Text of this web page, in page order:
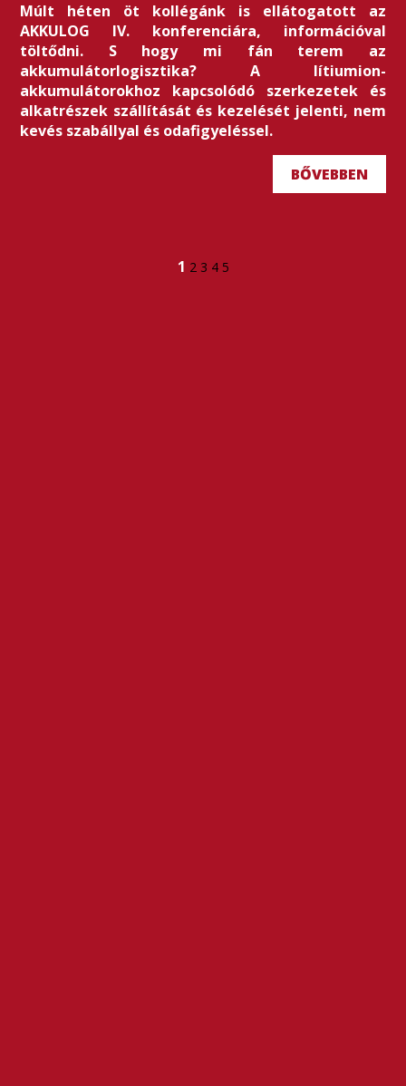
Múlt héten öt kollégánk is ellátogatott az
AKKULOG IV. konferenciára, információval
töltődni. S hogy mi fán terem az
akkumulátorlogisztika? A lítiumion-
akkumulátorokhoz kapcsolódó szerkezetek és
alkatrészek szállítását és kezelését jelenti, nem
kevés szabállyal és odafigyeléssel.
BŐVEBBEN
1 2 3 4 5